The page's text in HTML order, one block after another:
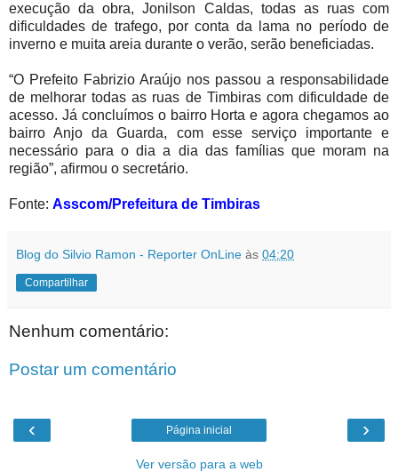
execução da obra, Jonilson Caldas, todas as ruas com
dificuldades de trafego, por conta da lama no período de
inverno e muita areia durante o verão, serão beneficiadas.
“O Prefeito Fabrizio Araújo nos passou a responsabilidade
de melhorar todas as ruas de Timbiras com dificuldade de
acesso. Já concluímos o bairro Horta e agora chegamos ao
bairro Anjo da Guarda, com esse serviço importante e
necessário para o dia a dia das famílias que moram na
região”, afirmou o secretário.
Fonte: Asscom/Prefeitura de Timbiras
Blog do Silvio Ramon - Reporter OnLine às 04:20
Compartilhar
Nenhum comentário:
Postar um comentário
‹ ›
Página inicial
Ver versão para a web